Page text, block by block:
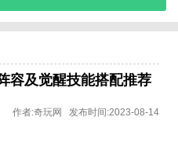
容及觉醒技能搭配推荐
作者:奇玩网 发布时间:2023-08-14